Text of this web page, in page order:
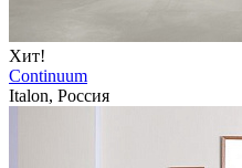
Хит!
Continuum
Italon, Россия